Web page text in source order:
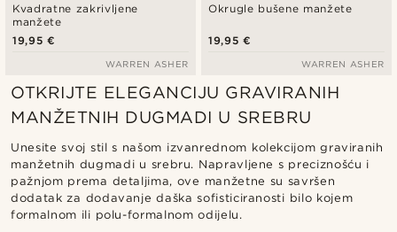
Kvadratne zakrivljene
manžete
19,95 €
WARREN ASHER
Okrugle bušene manžete
19,95 €
WARREN ASHER
OTKRIJTE ELEGANCIJU GRAVIRANIH
MANŽETNIH DUGMADI U SREBRU
Unesite svoj stil s našom izvanrednom kolekcijom graviranih
manžetnih dugmadi u srebru. Napravljene s preciznošću i
pažnjom prema detaljima, ove manžetne su savršen
dodatak za dodavanje daška sofisticiranosti bilo kojem
formalnom ili polu-formalnom odijelu.